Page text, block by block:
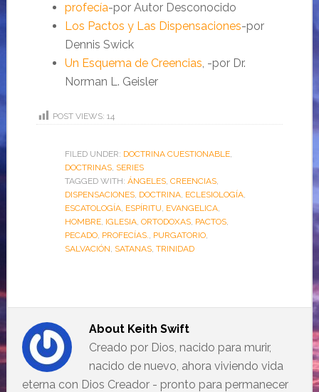
profecía-por Autor Desconocido
Los Pactos y Las Dispensaciones-por
Dennis Swick
Un Esquema de Creencias, -por Dr.
Norman L. Geisler
POST VIEWS: 14
FILED UNDER: DOCTRINA CUESTIONABLE,
DOCTRINAS, SERIES
TAGGED WITH: ÁNGELES, CREENCIAS,
DISPENSACIONES, DOCTRINA, ECLESIOLOGÍA,
ESCATOLOGÍA, ESPÍRITU, EVANGELICA,
HOMBRE, IGLESIA, ORTODOXAS, PACTOS,
PECADO, PROFECÍAS., PURGATORIO,
SALVACIÓN, SATANAS, TRINIDAD
About Keith Swift
Creado por Dios, nacido para murir,
nacido de nuevo, ahora viviendo vida
eterna con Dios Creador - pronto para permanecer